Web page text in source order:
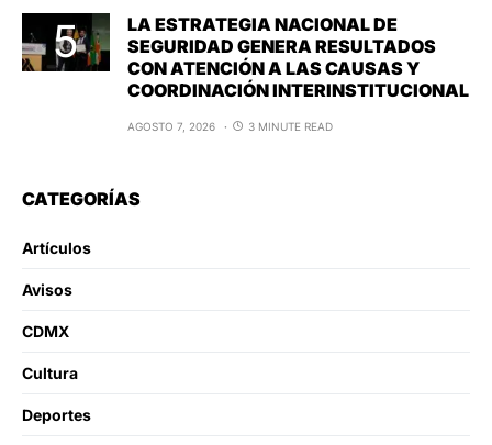
LA ESTRATEGIA NACIONAL DE
SEGURIDAD GENERA RESULTADOS
CON ATENCIÓN A LAS CAUSAS Y
COORDINACIÓN INTERINSTITUCIONAL
AGOSTO 7, 2026 3 MINUTE READ
CATEGORÍAS
Artículos
Avisos
CDMX
Cultura
Deportes